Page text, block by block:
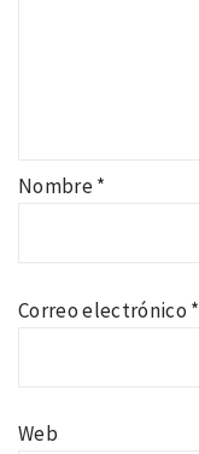
Nombre*
Correo electrónico *
Web